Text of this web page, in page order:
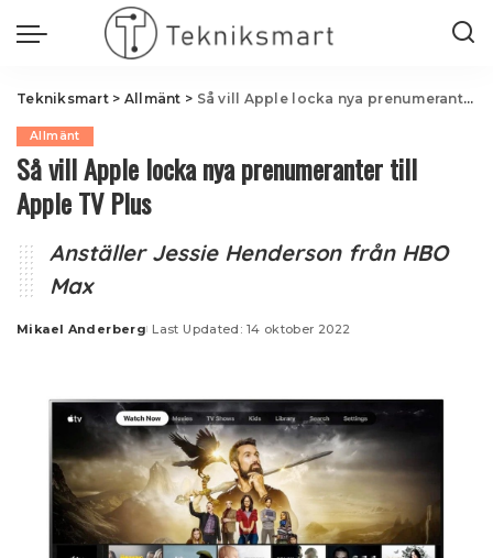
Tekniksmart> Allmänt > Så vill Apple locka nya prenumeranter till Apple TV Plus
Allmänt
Så vill Apple locka nya prenumeranter till
Apple TV Plus
Anställer Jessie Henderson från HBO
Max
Posted
Mikael Anderberg Last Updated: 14 oktober 2022